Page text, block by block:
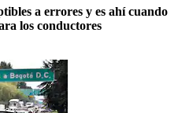
a errores y es ahí cuando
los conductores